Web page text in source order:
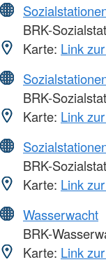
BRK-
Karte: Link
BRK-
Karte: Link
BRK-
Karte: Link
Wasserwacht
BRK-
Karte: Link